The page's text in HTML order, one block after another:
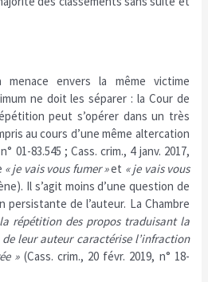
menace envers la même victime
ne doit les séparer : la Cour de
peut s’opérer dans un très
au cours d’une même altercation
01-83.545 ; Cass. crim., 4 janv. 2017,
« je vais vous fumer »et « je vais vous
Il s’agit moins d’une question de
de l’auteur. La Chambre
répétition des propos traduisant la
leur auteur caractérise l’infraction
»(Cass. crim., 20 févr. 2019, n° 18-